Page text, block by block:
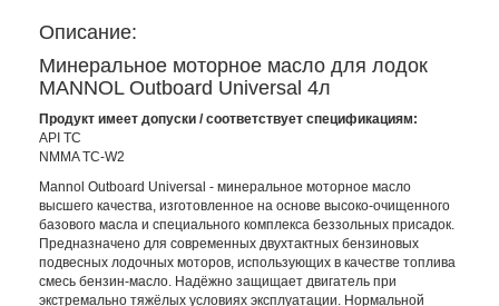
Описание:
Минеральное моторное масло для лодок
MANNOL Outboard Universal 4л
Продукт имеет допуски / соответствует спецификациям:
API TC
NMMA TC-W2
Mannol Outboard Universal - минеральное моторное масло
высшего качества, изготовленное на основе высоко-очищенного
базового масла и специального комплекса беззольных присадок.
Предназначено для современных двухтактных бензиновых
подвесных лодочных моторов, использующих в качестве топлива
смесь бензин-масло. Надёжно защищает двигатель при
экстремально тяжёлых условиях эксплуатации. Нормальной